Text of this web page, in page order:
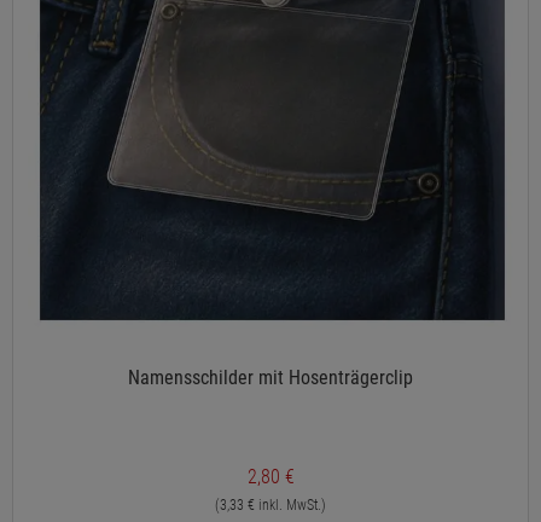
Namensschilder mit Hosenträgerclip
2,80 €
(3,33 € inkl. MwSt.)